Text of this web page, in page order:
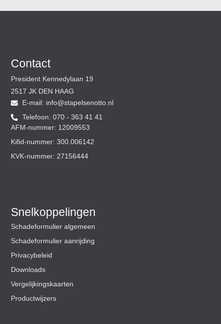
Contact
President Kennedylaan 19
2517 JK DEN HAAG
E-mail:
ln.ottoneslepats
@ofni
Telefoon: 070 - 363 41 41
AFM-nummer: 12009553
Kifid-nummer: 300.006142
KVK-nummer: 27156444
Snelkoppelingen
Schadeformulier algemeen
Schadeformulier aanrijding
Privacybeleid
Downloads
Vergelijkingskaarten
Productwijzers